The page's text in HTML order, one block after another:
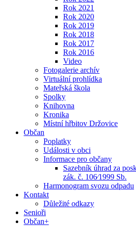
Rok 2021
Rok 2020
Rok 2019
Rok 2018
Rok 2017
Rok 2016
Video
Fotogalerie archív
Virtuální prohlídka
Mateřská škola
Spolky
Knihovna
Kronika
Místní hřbitov Držovice
Občan
Poplatky
Události v obci
Informace pro občany
Sazebník úhrad za
zák. č. 106⁄1999 Sb.
Harmonogram svozu odpadu
Kontakt
Důležité odkazy
Senioři
Občan+